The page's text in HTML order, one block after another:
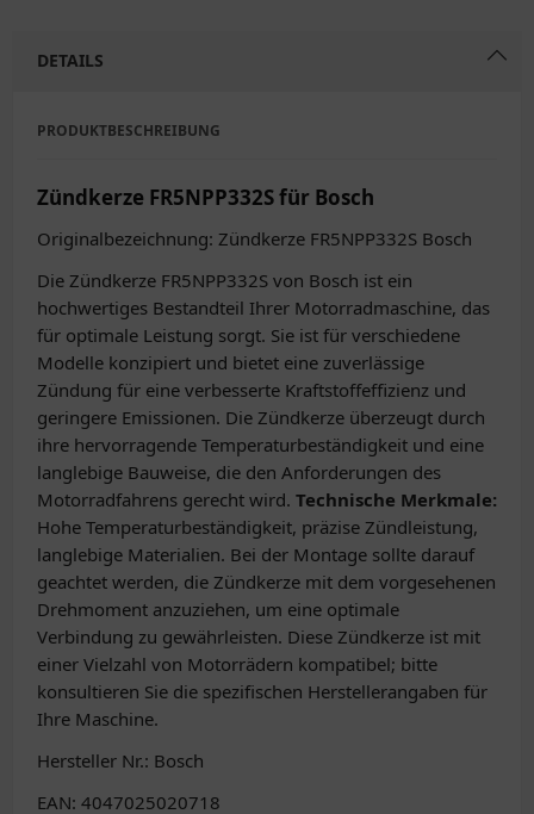
DETAILS
PRODUKTBESCHREIBUNG
Zündkerze FR5NPP332S für Bosch
Originalbezeichnung: Zündkerze FR5NPP332S Bosch
Die Zündkerze FR5NPP332S von Bosch ist ein
hochwertiges Bestandteil Ihrer Motorradmaschine, das
für optimale Leistung sorgt. Sie ist für verschiedene
Modelle konzipiert und bietet eine zuverlässige
Zündung für eine verbesserte Kraftstoffeffizienz und
geringere Emissionen. Die Zündkerze überzeugt durch
ihre hervorragende Temperaturbeständigkeit und eine
langlebige Bauweise, die den Anforderungen des
Motorradfahrens gerecht wird. Technische Merkmale:
Hohe Temperaturbeständigkeit, präzise Zündleistung,
langlebige Materialien. Bei der Montage sollte darauf
geachtet werden, die Zündkerze mit dem vorgesehenen
Drehmoment anzuziehen, um eine optimale
Verbindung zu gewährleisten. Diese Zündkerze ist mit
einer Vielzahl von Motorrädern kompatibel; bitte
konsultieren Sie die spezifischen Herstellerangaben für
Ihre Maschine.
Hersteller Nr.: Bosch
EAN: 4047025020718